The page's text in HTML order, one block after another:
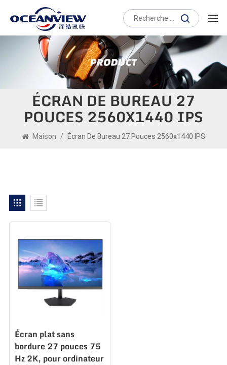
ÉCRAN DE BUREAU 27
POUCES 2560X1440 IPS
Maison / Écran De Bureau 27 Pouces 2560x1440 IPS
Écran plat sans
bordure 27 pouces 75
Hz 2K, pour ordinateur